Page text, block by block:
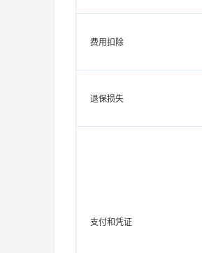
费用扣除
退保损失
支付和凭证